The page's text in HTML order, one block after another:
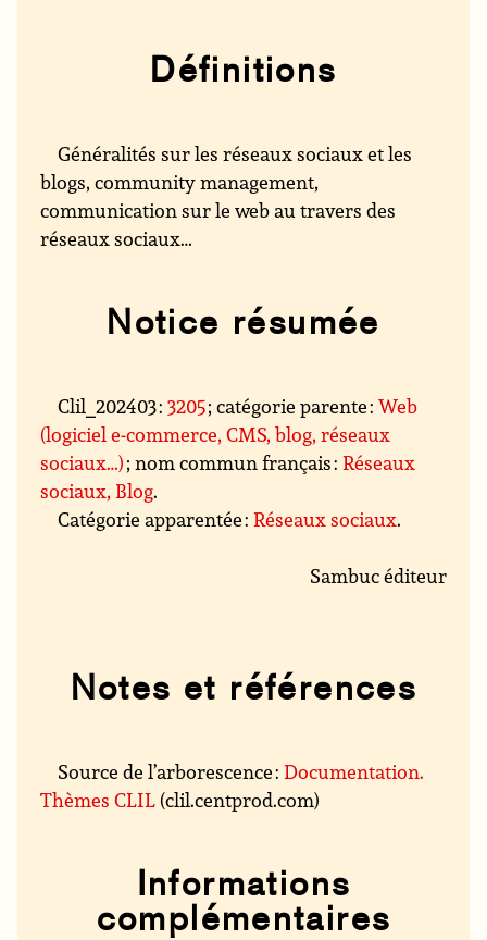
Définitions
Généralités sur les réseaux sociaux et les
blogs, community management,
communication sur le web au travers des
réseaux sociaux…
Notice résumée
Clil_202403 :3205; catégorie parente :Web
(logiciel e-commerce, CMS, blog, réseaux
sociaux…); nom commun français :Réseaux
sociaux, Blog.
Catégorie apparentée :Réseaux sociaux.
Sambuc éditeur
Notes et références
Source de l’arborescence :Documentation.
Thèmes CLIL (clil.centprod.com)
Informations
complémentaires